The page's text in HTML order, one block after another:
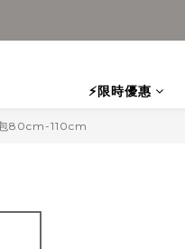
⚡限時優惠
80cm-110cm